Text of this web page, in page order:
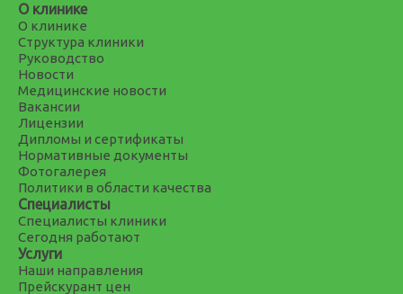
О клинике
О клинике
Структура клиники
Руководство
Новости
Медицинские новости
Вакансии
Лицензии
Дипломы и сертификаты
Нормативные документы
Фотогалерея
Политики в области качества
Специалисты
Специалисты клиники
Сегодня работают
Услуги
Наши направления
Прейскурант цен